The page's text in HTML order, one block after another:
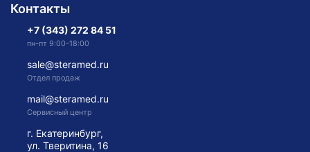
Контакты
+7 (343) 272 84 51
пн-пт 9:00-18:00
sale@steramed.ru
Отдел продаж
mail@steramed.ru
Сервисный центр
г. Екатеринбург,
ул. Тверитина, 16